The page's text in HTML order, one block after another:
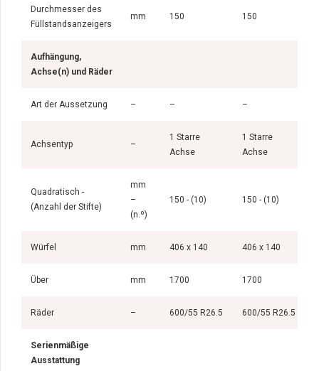
Durchmesser des
Füllstandsanzeigers
mm 150 150
Aufhängung,
Achse(n) und Räder
Art der Aussetzung – – –
Achsentyp –
1 Starre
Achse
1 Starre
Achse
Quadratisch -
(Anzahl der Stifte)
mm
–
(n.º)
150 - (10) 150 - (10)
Würfel mm 406 x 140 406 x 140
Über mm 1700 1700
Räder – 600/55 R26.5 600/55 R26.5
Serienmäßige
Ausstattung